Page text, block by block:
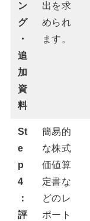
ン
グ
・
追
加
資
料
出を求
められ
ます。
St
e
p
4
：
評
簡易的
な株式
価値算
定書な
どのレ
ポート